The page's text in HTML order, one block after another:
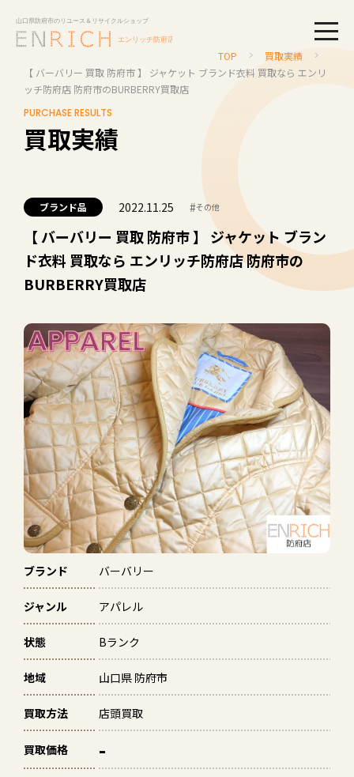
TOP
買取実績
【 バーバリー 買取 防府市 】 ジャケット ブランド衣料 買取なら エンリ
ッチ防府店 防府市のBURBERRY買取店
PURCHASE RESULTS
買取実績
ブランド品 2022.11.25 #その他
【 バーバリー 買取 防府市 】 ジャケット ブラン
ド衣料 買取なら エンリッチ防府店 防府市の
BURBERRY買取店
ブランド バーバリー
ジャンル アパレル
状態 Bランク
地域 山口県 防府市
買取方法 店頭買取
買取価格 -